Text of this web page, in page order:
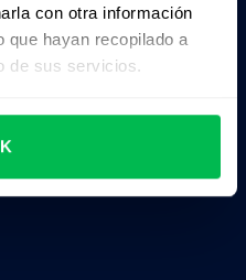
con otra información
que hayan recopilado a
de sus servicios.
el rendimiento y la